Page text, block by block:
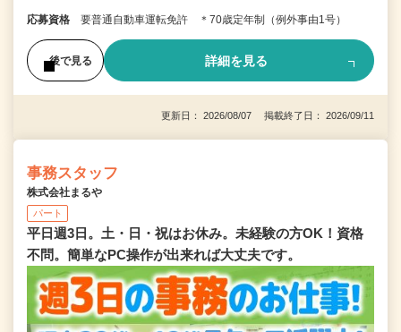
応募資格 要普通自動車運転免許 ＊70歳定年制（例外事由1号）
後で見る 詳細を見る
更新日： 2026/08/07 掲載終了日： 2026/09/11
事務スタッフ
株式会社まるや
パート
平日週3日。土・日・祝はお休み。未経験の方OK！資格
不問。簡単なPC操作が出来れば大丈夫です。